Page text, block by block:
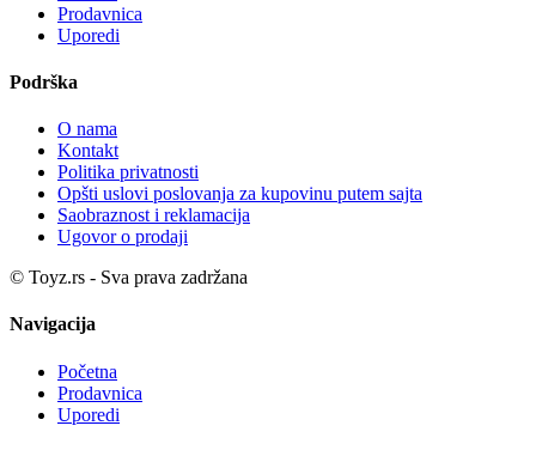
Prodavnica
Uporedi
Podrška
O nama
Kontakt
Politika privatnosti
Opšti uslovi poslovanja za kupovinu putem sajta
Saobraznost i reklamacija
Ugovor o prodaji
© Toyz.rs - Sva prava zadržana
Navigacija
Početna
Prodavnica
Uporedi